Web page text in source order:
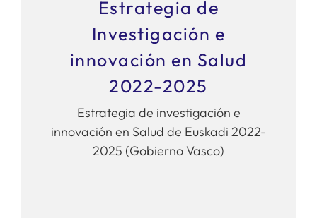
Estrategia de
Investigación e
innovación en Salud
2022-2025
Estrategia de investigación e
innovación en Salud de Euskadi 2022-
2025 (Gobierno Vasco)